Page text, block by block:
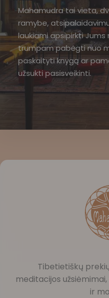
Mahamudra tai vieta,
ramybe,
laukiami apsipirkti
trumpam pabėgti nuo
paskaityti knygą ar
užsukti pasisveikinti.
Tibetietiškų
meditacijos
ir